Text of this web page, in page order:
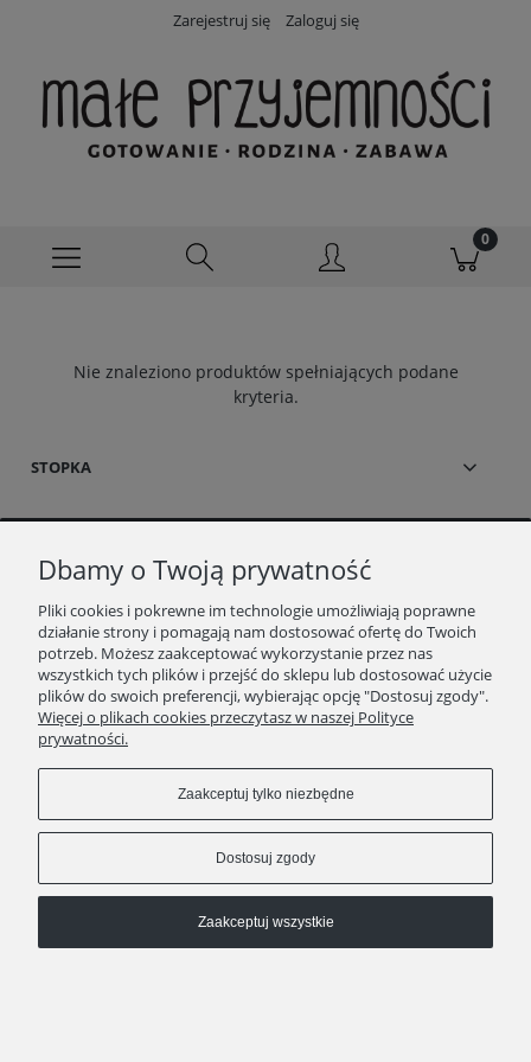
Zarejestruj się Zaloguj się
Nie znaleziono produktów spełniających podane
kryteria.
STOPKA
Sklep internetowy Shoper.pl
Dbamy o Twoją prywatność
Pliki cookies i pokrewne im technologie umożliwiają poprawne
działanie strony i pomagają nam dostosować ofertę do Twoich
potrzeb. Możesz zaakceptować wykorzystanie przez nas
wszystkich tych plików i przejść do sklepu lub dostosować użycie
plików do swoich preferencji, wybierając opcję "Dostosuj zgody".
Więcej o plikach cookies przeczytasz w naszej Polityce
prywatności.
Zaakceptuj tylko niezbędne
Dostosuj zgody
Zaakceptuj wszystkie